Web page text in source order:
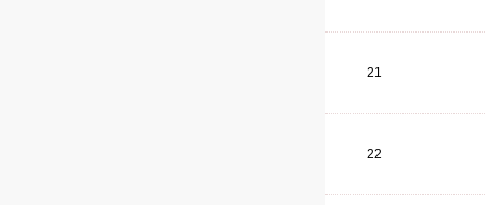
21
22